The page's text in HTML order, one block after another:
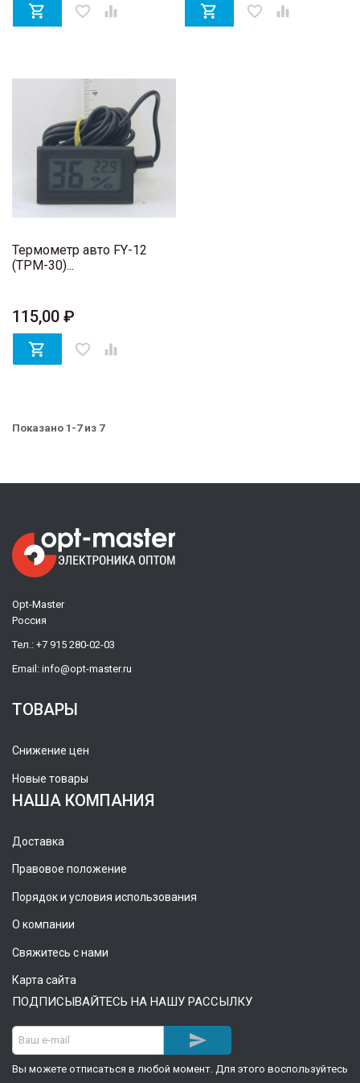
 favorite_border   favorite_border 
Термометр авто FY-12
(TPM-30)...
115,00 ₽
 favorite_border 
Показано 1-7 из 7
Opt-Master
Россия
Тел.: +7 915 280-02-03
Email: info@opt-master.ru
ТОВАРЫ
Снижение цен
Новые товары
НАША КОМПАНИЯ
Доставка
Правовое положение
Порядок и условия использования
О компании
Свяжитесь с нами
Карта сайта
ПОДПИСЫВАЙТЕСЬ НА НАШУ РАССЫЛКУ

Вы можете отписаться в любой момент. Для этого воспользуйтесь